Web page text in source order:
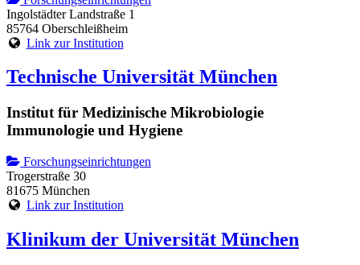
Ingolstädter Landstraße 1
85764 Oberschleißheim
Link zur Institution
Technische Universität München
Institut für Medizinische Mikrobiologie
Immunologie und Hygiene
Forschungseinrichtungen
Trogerstraße 30
81675 München
Link zur Institution
Klinikum der Universität München